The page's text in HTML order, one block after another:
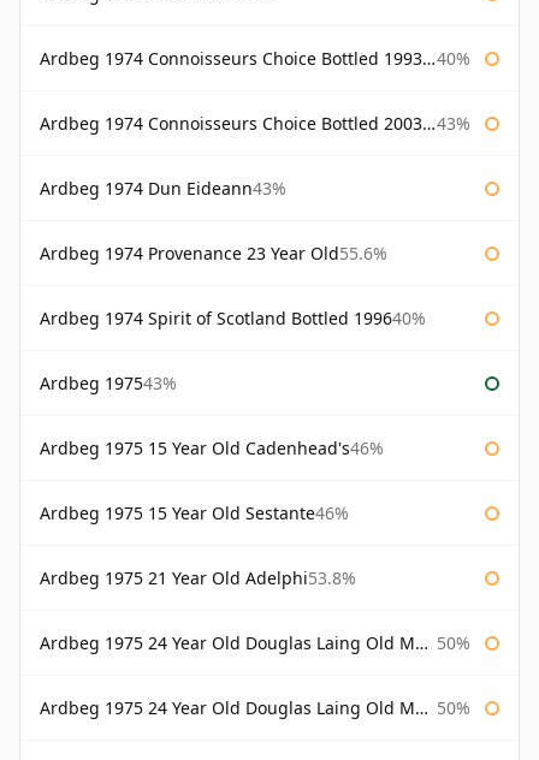
Ardbeg 1974 Connoisseurs Choice Bottled 1993 Gordon & Macphail 40%
Ardbeg 1974 Connoisseurs Choice Bottled 2003 Gordon & Macphail 43%
Ardbeg 1974 Dun Eideann43%
Ardbeg 1974 Provenance 23 Year Old55.6%
Ardbeg 1974 Spirit of Scotland Bottled 199640%
Ardbeg 197543%
Ardbeg 1975 15 Year Old Cadenhead's46%
Ardbeg 1975 15 Year Old Sestante46%
Ardbeg 1975 21 Year Old Adelphi53.8%
Ardbeg 1975 24 Year Old Douglas Laing Old Malt Cask 50%
Ardbeg 1975 24 Year Old Douglas Laing Old Malt Cask Bottled 2000 50%